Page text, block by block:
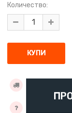
Количество: